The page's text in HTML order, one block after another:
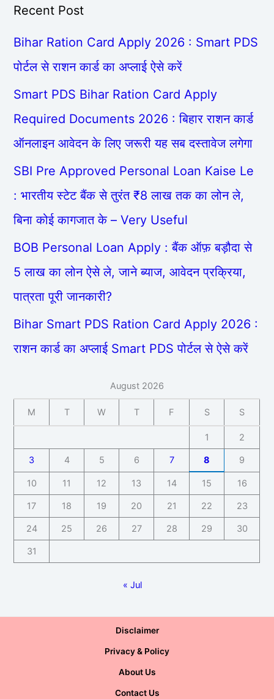
Recent Post
Bihar Ration Card Apply 2026 : Smart PDS
पोर्टल से राशन कार्ड का अप्लाई ऐसे करें
Smart PDS Bihar Ration Card Apply
Required Documents 2026 : बिहार राशन कार्ड
ऑनलाइन आवेदन के लिए जरूरी यह सब दस्तावेज लगेगा
SBI Pre Approved Personal Loan Kaise Le
: भारतीय स्टेट बैंक से तुरंत ₹8 लाख तक का लोन ले,
बिना कोई कागजात के – Very Useful
BOB Personal Loan Apply : बैंक ऑफ़ बड़ौदा से
5 लाख का लोन ऐसे ले, जाने ब्याज, आवेदन प्रक्रिया,
पात्रता पूरी जानकारी?
Bihar Smart PDS Ration Card Apply 2026 :
राशन कार्ड का अप्लाई Smart PDS पोर्टल से ऐसे करें
August 2026
M T W T F S S
1 2
3 4 5 6 7 8 9
10 11 12 13 14 15 16
17 18 19 20 21 22 23
24 25 26 27 28 29 30
31
« Jul
Disclaimer
Privacy & Policy
About Us
Contact Us